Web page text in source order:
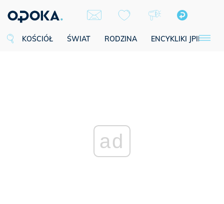
KOŚCIÓŁ ŚWIAT RODZINA ENCYKLIKI JPII
ad